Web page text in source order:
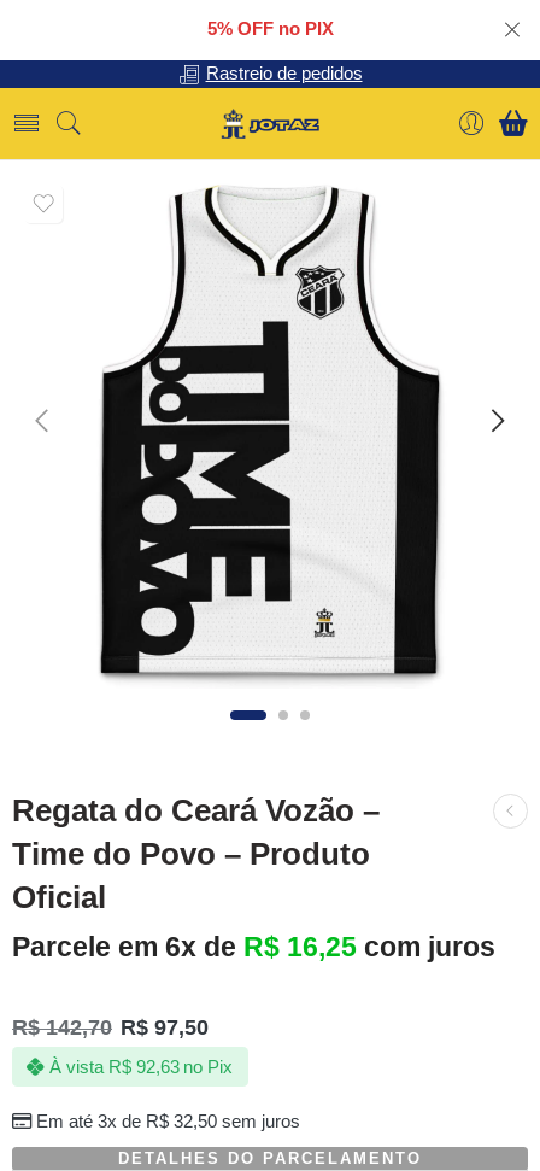
5% OFF no PIX
Rastreio de pedidos
Regata do Ceará Vozão –
Time do Povo – Produto
Oficial
Parcele em 6x de R$ 16,25 com juros
R$142,70 R$ 97,50
Em até 3x de R$32,50sem juros
À vista R$92,63 no Pix
DETALHES DO PARCELAMENTO